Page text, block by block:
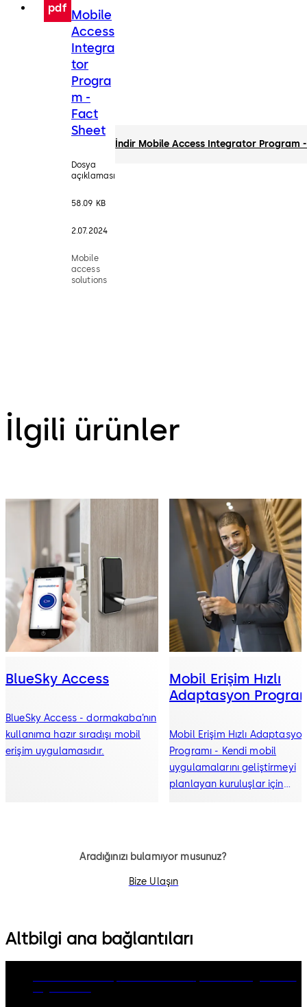
pdf Mobile
Access
Integra
tor
Progra
m -
Fact
Sheet
Dosya
açıklaması
58.09 KB
2.07.2024
Mobile
access
solutions
İndir Mobile Access Integrator Program
İlgili ürünler
BlueSky Access
BlueSky Access - dormakaba’nın
kullanıma hazır sıradışı mobil
erişim uygulamasıdır.
Mobil Erişim Hızlı
Adaptasyon
Mobil Erişim Hızlı
Programı - Kendi mobil
uygulamalarını geliştirmeyi
planlayan kuruluşlar için
Aradığınızı bulamıyor musunuz?
Bize Ulaşın
Altbilgi ana bağlantıları